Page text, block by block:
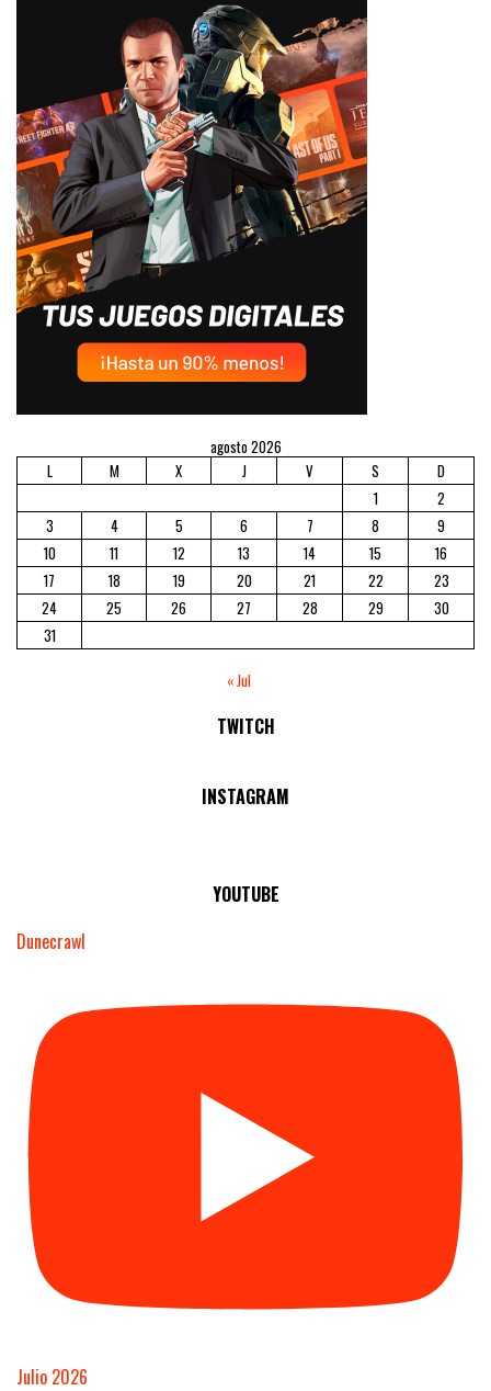
agosto 2026
L
M X J V S
D
1
2
3
4 5 6 7 8
9
10
11 12 13 14 15
16
17
18 19 20 21 22
23
24
25 26 27 28 29
30
31
« Jul
TWITCH
No Streams Online!
INSTAGRAM
YOUTUBE
Dunecrawl
Julio 2026